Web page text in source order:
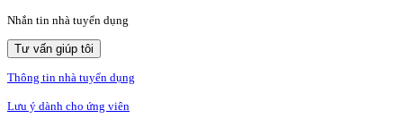
Nhắn tin nhà tuyển dụng
Tư vấn giúp tôi
Thông tin nhà tuyển dụng
Lưu ý dành cho ứng viên